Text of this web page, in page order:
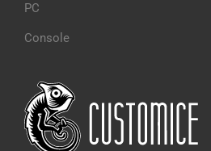
PC
Console